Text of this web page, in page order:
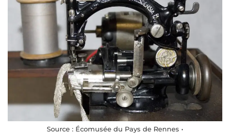
Source : Écomusée du Pays de Rennes •